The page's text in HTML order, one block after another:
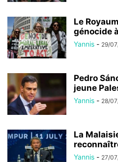
Le
génocide
Yannis - 29/
Pedro
jeune
Yannis - 28/
La
Yannis - 27/